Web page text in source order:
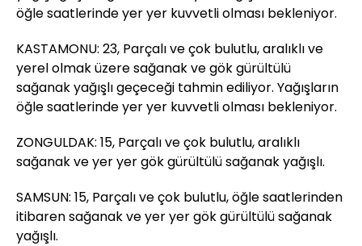
öğle saatlerinde yer yer kuvvetli olması bekleniyor.
KASTAMONU: 23, Parçalı ve çok bulutlu, aralıklı ve
yerel olmak üzere sağanak ve gök gürültülü
sağanak yağışlı geçeceği tahmin ediliyor. Yağışların
öğle saatlerinde yer yer kuvvetli olması bekleniyor.
ZONGULDAK: 15, Parçalı ve çok bulutlu, aralıklı
sağanak ve yer yer gök gürültülü sağanak yağışlı.
SAMSUN: 15, Parçalı ve çok bulutlu, öğle saatlerinden
itibaren sağanak ve yer yer gök gürültülü sağanak
yağışlı.